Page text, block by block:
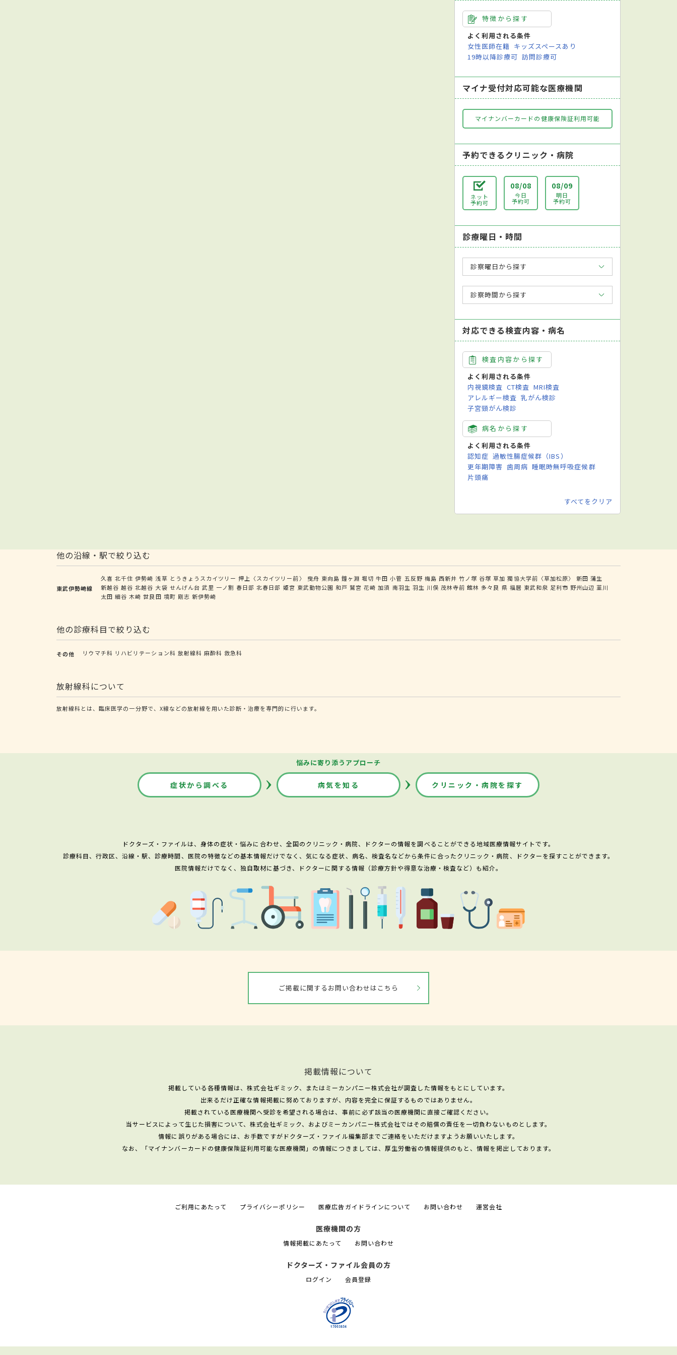
特徴から探す
よく利用される条件
女性医師在籍 キッズスペースあり
19時以降診療可 訪問診療可
マイナ受付対応可能な医療機関
マイナンバーカードの健康保険証利用可能
予約できるクリニック・病院
ネット
予約可
08/08
今日
予約可
08/09
明日
予約可
診療曜日・時間
診察曜日から探す
診察時間から探す
対応できる検査内容・病名
検査内容から探す
よく利用される条件
内視鏡検査 CT検査 MRI検査
アレルギー検査 乳がん検診
子宮頸がん検診
病名から探す
よく利用される条件
認知症 過敏性腸症候群（IBS）
更年期障害 歯周病 睡眠時無呼吸症候群
片頭痛
すべてをクリア
他の沿線・駅で絞り込む
東武伊勢崎線
久喜 北千住 伊勢崎 浅草 とうきょうスカイツリー 押上〈スカイツリー前〉 曳舟 東向島 鐘ヶ淵 堀切 牛田 小菅 五反野 梅島 西新井 竹ノ塚 谷塚 草加 獨協大学前〈草加松原〉 新田 蒲生
新越谷 越谷 北越谷 大袋 せんげん台 武里 一ノ割 春日部 北春日部 姫宮 東武動物公園 和戸 鷲宮 花崎 加須 南羽生 羽生 川俣 茂林寺前 館林 多々良 県 福居 東武和泉 足利市 野州山辺 韮川
太田 細谷 木崎 世良田 境町 剛志 新伊勢崎
他の診療科目で絞り込む
その他 リウマチ科 リハビリテーション科 放射線科 麻酔科 救急科
放射線科について
放射線科とは、臨床医学の一分野で、X線などの放射線を用いた診断・治療を専門的に行います。
悩みに寄り添うアプローチ
症状から調べる 病気を知る クリニック・病院を探す
ドクターズ・ファイルは、身体の症状・悩みに合わせ、全国のクリニック・病院、ドクターの情報を調べることができる地域医療情報サイトです。
診療科目、行政区、沿線・駅、診療時間、医院の特徴などの基本情報だけでなく、気になる症状、病名、検査名などから条件に合ったクリニック・病院、ドクターを探すことができます。
医院情報だけでなく、独自取材に基づき、ドクターに関する情報（診療方針や得意な治療・検査など）も紹介。
ご掲載に関するお問い合わせはこちら
掲載情報について
掲載している各種情報は、株式会社ギミック、またはミーカンパニー株式会社が調査した情報をもとにしています。
出来るだけ正確な情報掲載に努めておりますが、内容を完全に保証するものではありません。
掲載されている医療機関へ受診を希望される場合は、事前に必ず該当の医療機関に直接ご確認ください。
当サービスによって生じた損害について、株式会社ギミック、およびミーカンパニー株式会社ではその賠償の責任を一切負わないものとします。
情報に誤りがある場合には、お手数ですがドクターズ・ファイル編集部までご連絡をいただけますようお願いいたします。
なお、「マイナンバーカードの健康保険証利用可能な医療機関」の情報につきましては、厚生労働省の情報提供のもと、情報を掲出しております。
ご利用にあたって プライバシーポリシー 医療広告ガイドラインについて お問い合わせ 運営会社
医療機関の方
情報掲載にあたって お問い合わせ
ドクターズ・ファイル会員の方
ログイン 会員登録